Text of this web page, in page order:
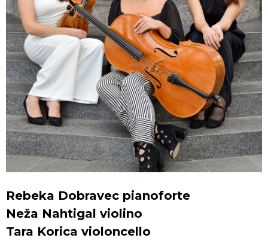
Rebeka Dobravec pianoforte
Neža Nahtigal violino
Tara Korica violoncello